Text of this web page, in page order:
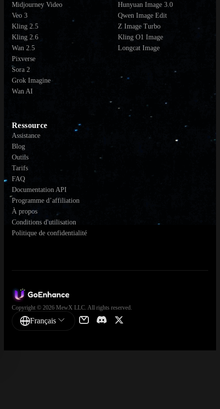
Midjourney Video
Veo 3
Kling 2.5
Kling 2.6
Wan 2.5
Pixverse
Sora 2
Grok Imagine
Wan AI
Hunyuan Image 3.0
Qwen Image Edit
Z Image Turbo
Kling O1 Image
Longcat Image
Ressource
Assistance
Blog
Outils
Tarifs
FAQ
Documentation API
Programme d’affiliation
À propos
Conditions d'utilisation
Politique de confidentialité
Copyright © 2026 MewX LLC. All rights reserved.
Français